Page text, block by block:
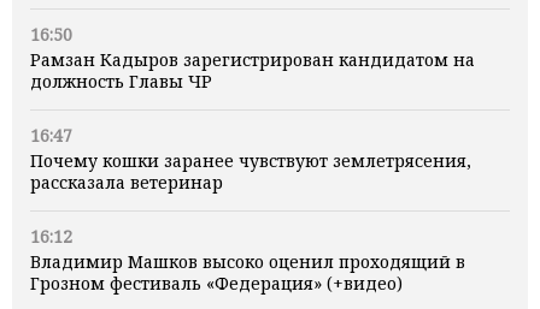
16:50
Рамзан Кадыров зарегистрирован кандидатом на
должность Главы ЧР
16:47
Почему кошки заранее чувствуют землетрясения,
рассказала ветеринар
16:12
Владимир Машков высоко оценил проходящий в
Грозном фестиваль «Федерация» (+видео)